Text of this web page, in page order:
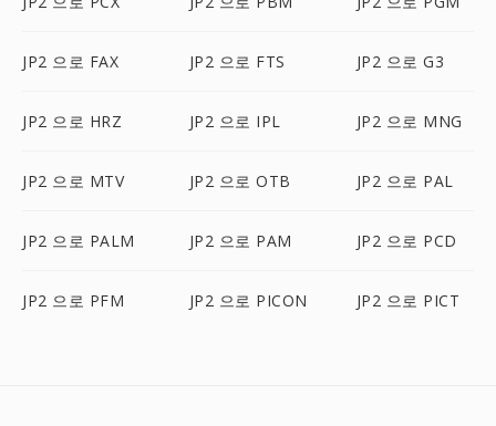
JP2 으로 FAX JP2 으로 FTS JP2 으로 G3
JP2 으로 HRZ JP2 으로 IPL JP2 으로 MNG
JP2 으로 MTV JP2 으로 OTB JP2 으로 PAL
JP2 으로 PALM JP2 으로 PAM JP2 으로 PCD
JP2 으로 PFM JP2 으로 PICON JP2 으로 PICT